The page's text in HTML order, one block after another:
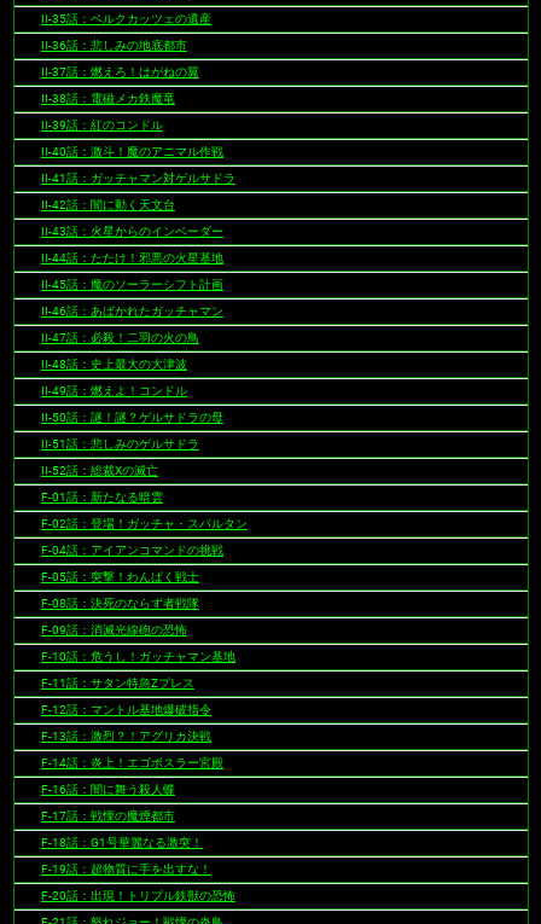
II-35話：ベルクカッツェの遺産
II-36話：悲しみの地底都市
II-37話：燃えろ！はがねの翼
II-38話：電磁メカ鉄魔竜
II-39話：紅のコンドル
II-40話：激斗！魔のアニマル作戦
II-41話：ガッチャマン対ゲルサドラ
II-42話：闇に動く天文台
II-43話：火星からのインベーダー
II-44話：たたけ！邪悪の火星基地
II-45話：魔のソーラーシフト計画
II-46話：あばかれたガッチャマン
II-47話：必殺！二羽の火の鳥
II-48話：史上最大の大津波
II-49話：燃えよ！コンドル
II-50話：謎！謎？ゲルサドラの母
II-51話：悲しみのゲルサドラ
II-52話：総裁Xの滅亡
F-01話：新たなる暗雲
F-02話：登場！ガッチャ・スパルタン
F-04話：アイアンコマンドの挑戦
F-05話：突撃！わんぱく戦士
F-08話：決死のならず者戦隊
F-09話：消滅光線砲の恐怖
F-10話：危うし！ガッチャマン基地
F-11話：サタン特急Zプレス
F-12話：マントル基地爆破指令
F-13話：激烈？！アグリカ決戦
F-14話：炎上！エゴボスラー宮殿
F-16話：闇に舞う殺人蝶
F-17話：戦慄の魔煙都市
F-18話：G1号華麗なる激突！
F-19話：超物質に手を出すな！
F-20話：出現！トリプル鉄獣の恐怖